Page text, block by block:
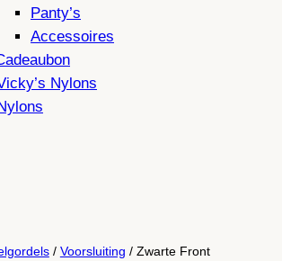
Panty’s
Accessoires
Nylons
/ Voorsluiting / Zwarte Front